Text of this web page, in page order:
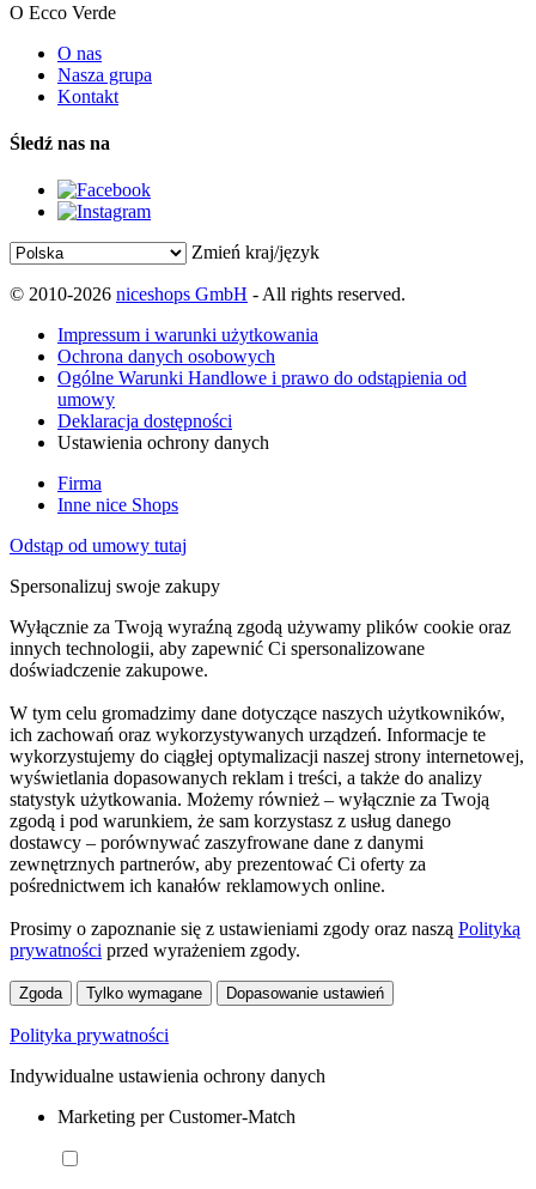
O Ecco Verde
O nas
Nasza grupa
Kontakt
Śledź nas na
Zmień kraj/język
© 2010-2026 niceshops GmbH - All rights reserved.
Impressum i warunki użytkowania
Ochrona danych osobowych
Ogólne Warunki Handlowe i prawo do odstąpienia od
umowy
Deklaracja dostępności
Ustawienia ochrony danych
Firma
Inne nice Shops
Odstąp od umowy tutaj
Spersonalizuj swoje zakupy
Wyłącznie za Twoją wyraźną zgodą używamy plików cookie oraz
innych technologii, aby zapewnić Ci spersonalizowane
doświadczenie zakupowe.
W tym celu gromadzimy dane dotyczące naszych użytkowników,
ich zachowań oraz wykorzystywanych urządzeń. Informacje te
wykorzystujemy do ciągłej optymalizacji naszej strony internetowej,
wyświetlania dopasowanych reklam i treści, a także do analizy
statystyk użytkowania. Możemy również – wyłącznie za Twoją
zgodą i pod warunkiem, że sam korzystasz z usług danego
dostawcy – porównywać zaszyfrowane dane z danymi
zewnętrznych partnerów, aby prezentować Ci oferty za
pośrednictwem ich kanałów reklamowych online.
Prosimy o zapoznanie się z ustawieniami zgody oraz naszą Polityką
prywatności przed wyrażeniem zgody.
Zgoda Tylko wymagane Dopasowanie ustawień
Polityka prywatności
Indywidualne ustawienia ochrony danych
Marketing per Customer-Match